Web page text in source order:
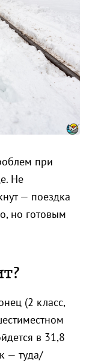
при
Не
— поездка
но готовым
(2 класс,
в 31,8
— туда/